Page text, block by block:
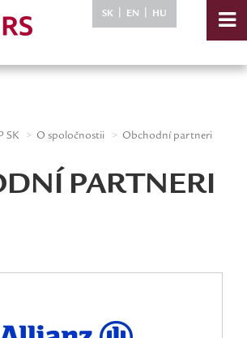
SK EN HU
SK O spoločnostii Obchodní partneri
PARTNERI